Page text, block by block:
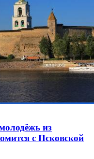
из
с Псковской